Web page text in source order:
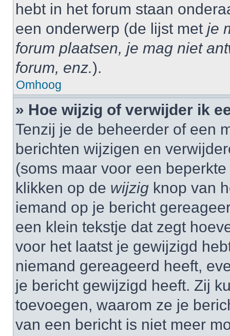
hebt in het forum staan
een onderwerp (de lijst met je
forum plaatsen, je mag niet
forum, enz.).
Omhoog
» Hoe wijzig of verwijder ik
Tenzij je de beheerder of een
berichten wijzigen en
(soms maar voor een
klikken op de wijzig knop van
iemand op je bericht
een klein tekstje dat zegt
voor het laatst je gewijzigd
niemand gereageerd heeft,
je bericht gewijzigd heeft. Zij
toevoegen, waarom ze je
van een bericht is niet meer